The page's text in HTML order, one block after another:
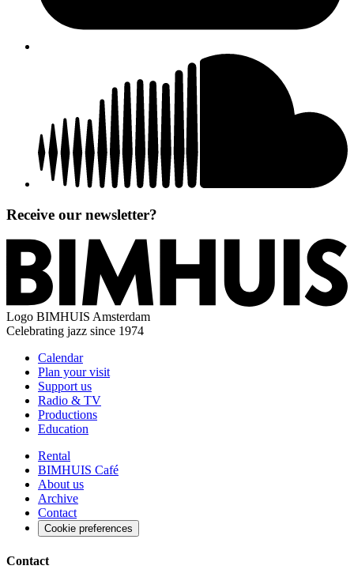
Receive our newsletter?
Logo BIMHUIS Amsterdam
Celebrating jazz since 1974
Calendar
Plan your visit
Support us
Radio & TV
Productions
Education
Rental
BIMHUIS Café
About us
Archive
Contact
Cookie preferences
Contact